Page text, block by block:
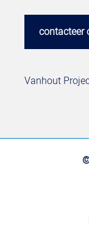
contacteer
Vanhout